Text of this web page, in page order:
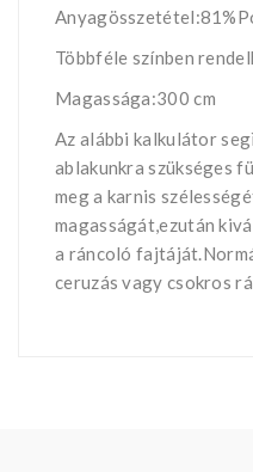
Többféle színben
Magassága:300 cm
Az alábbi kalkulátor
ablakunkra szükséges
meg a karnis
magasságát,ezután
a ráncoló
ceruzás vagy csokros